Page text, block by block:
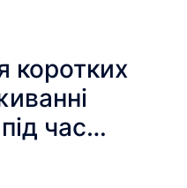
коротких
час